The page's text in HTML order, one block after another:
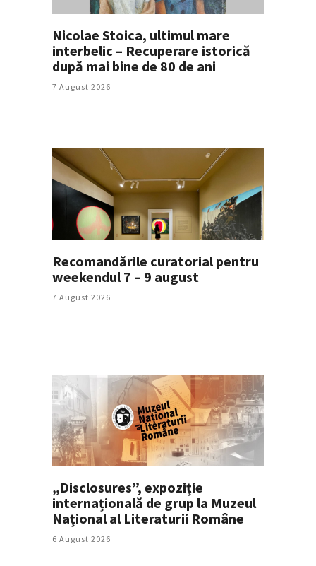
Nicolae Stoica, ultimul mare
interbelic – Recuperare istorică
după mai bine de 80 de ani
7 August 2026
Recomandările curatorial pentru
weekendul 7 – 9 august
7 August 2026
„Disclosures”, expoziție
internațională de grup la Muzeul
Național al Literaturii Române
6 August 2026